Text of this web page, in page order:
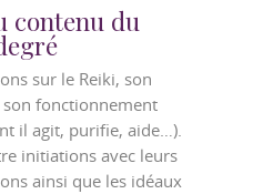
contenu du
sur le Reiki, son
fonctionnement
il agit, purifie, aide…).
initiations avec leurs
ainsi que les idéaux